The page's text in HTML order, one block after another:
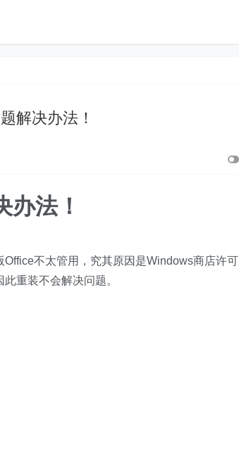
解决办法！
法！
不太管用，究其原因是Windows商店许可
重装不会解决问题。